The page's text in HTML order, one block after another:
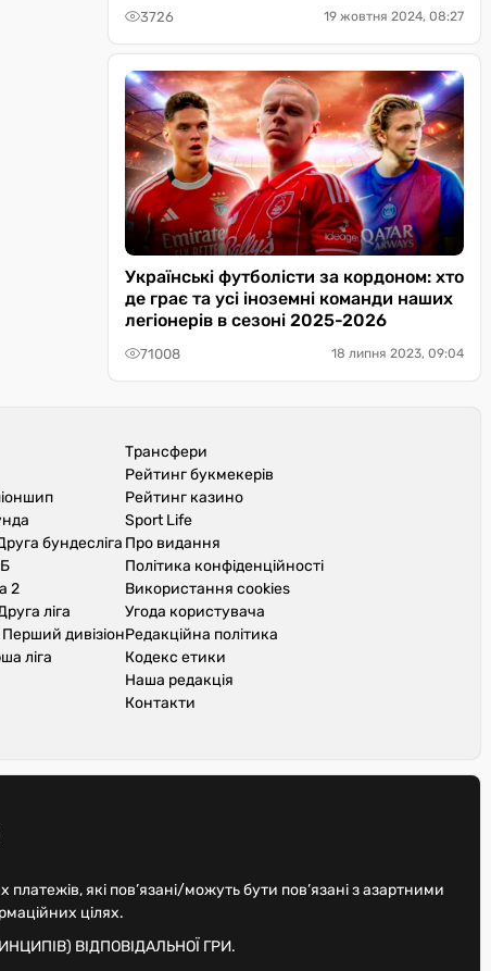
3726 19 жовтня 2024, 08:27
Українські футболісти за кордоном: хто
де грає та усі іноземні команди наших
легіонерів в сезоні 2025-2026
71008 18 липня 2023, 09:04
бундесліга
2
ліга
дивізіон
ліга
Трансфери
Рейтинг букмекерів
Рейтинг казино
Sport Life
Про видання
Політика конфіденційності
Використання cookies
Угода користувача
Редакційна політика
Кодекс етики
Наша редакція
Контакти
які пов’язані/можуть бути пов’язані з азартними
цілях.
ВІДПОВІДАЛЬНОЇ ГРИ.